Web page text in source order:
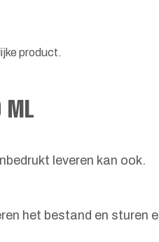
product.
ML
leveren kan ook.
het bestand en sturen